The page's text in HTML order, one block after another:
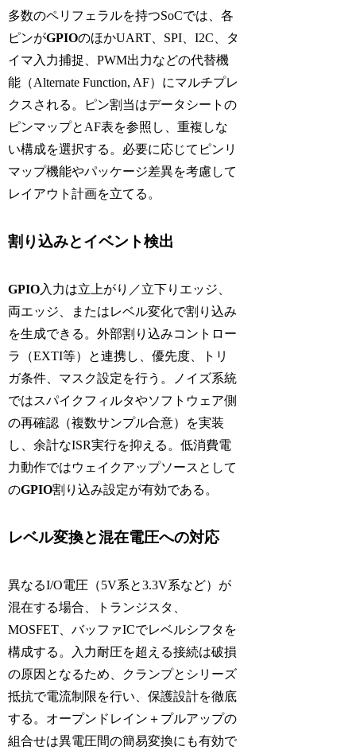
多数のペリフェラルを持つSoCでは、各
ピンがGPIOのほかUART、SPI、I2C、タ
イマ入力捕捉、PWM出力などの代替機
能（Alternate Function, AF）にマルチプレ
クスされる。ピン割当はデータシートの
ピンマップとAF表を参照し、重複しな
い構成を選択する。必要に応じてピンリ
マップ機能やパッケージ差異を考慮して
レイアウト計画を立てる。
割り込みとイベント検出
GPIO入力は立上がり／立下りエッジ、
両エッジ、またはレベル変化で割り込み
を生成できる。外部割り込みコントロー
ラ（EXTI等）と連携し、優先度、トリ
ガ条件、マスク設定を行う。ノイズ系統
ではスパイクフィルタやソフトウェア側
の再確認（複数サンプル合意）を実装
し、余計なISR実行を抑える。低消費電
力動作ではウェイクアップソースとして
のGPIO割り込み設定が有効である。
レベル変換と混在電圧への対応
異なるI/O電圧（5V系と3.3V系など）が
混在する場合、トランジスタ、
MOSFET、バッファICでレベルシフタを
構成する。入力耐圧を超える接続は破損
の原因となるため、クランプとシリーズ
抵抗で電流制限を行い、保護設計を徹底
する。オープンドレイン＋プルアップの
組合せは異電圧間の簡易変換にも有効で